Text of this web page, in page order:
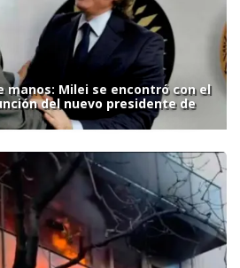
manos: Milei se encontró con el
del nuevo presidente de